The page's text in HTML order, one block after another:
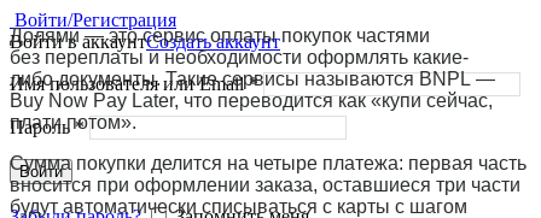
Войти/Регистрация
Войти в аккаунтСоздать аккаунт
Имя пользователя или Email*
Пароль*
Войти
Долями — это сервис оплаты покупок частями
без переплаты и необходимости оформлять какие-
либо документы. Такие сервисы называются BNPL —
Buy Now Pay Later, что переводится как «купи сейчас,
плати потом».
Сумма покупки делится на четыре платежа: первая часть
вносится при оформлении заказа, оставшиеся три части
будут автоматически списываться c карты с шагом